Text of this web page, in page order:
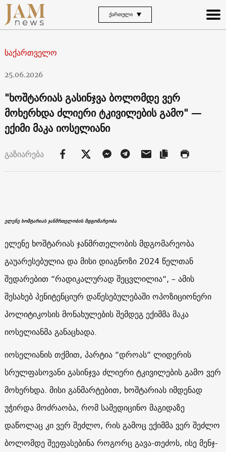
ᲥᲐᲠᲗᲣᲚᲘ
საქართველო
25.06.2026
"ხოშტარიას გასინჯვა ბოლომდე ვერ
მოხერხდა ძლიერი ტკივილების გამო" —
ექიმი მაკა იოსელიანი
გაზიარება
ელენე ხოშტარიას ჯანმრთელობის მდგომარეობა
ელენე ხოშტარიას ჯანმრთელობის მდგომარეობა
გაუარესებულია და მისი დიაგნოზი 2024 წელთან
შედარებით “რადიკალურად შეცვლილია“, – ამის
შესახებ პენიტენციურ დაწესებულებაში ოპოზიციონერი
პოლიტიკოსის მონახულების შემდეგ ექიმმა მაკა
იოსელიანმა განაცხადა.
იოსელიანის თქმით, პარტია “დროას“ ლიდერის
სრულფასოვანი გასინჯვა ძლიერი ტკივილების გამო ვერ
მოხერხდა. მისი განმარტებით, ხოშტარიას იმდენად
უჭირდა მოძრაობა, რომ სამედიცინო მაგიდაზე
დაწოლაც კი ვერ შეძლო, რის გამოც ექიმმა ვერ შეძლო
ბოლომდე შეეფასებინა როგორც გავა-თეძოს, ისე მენჯ-